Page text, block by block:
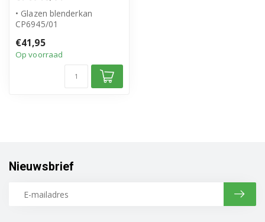
• Glazen blenderkan
CP6945/01
• Artikelnummer: 300...
€41,95
Op voorraad
Nieuwsbrief